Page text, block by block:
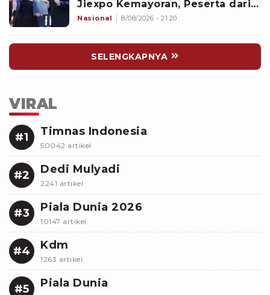
Jiexpo Kemayoran, Peserta dari
4 Negara Adu Karya PMU
Nasional 8/08/2026 - 21:20
SELENGKAPNYA
VIRAL
#1 Timnas Indonesia
50042 artikel
#2 Dedi Mulyadi
2241 artikel
#3 Piala Dunia 2026
10147 artikel
#4 Kdm
1263 artikel
#5 Piala Dunia